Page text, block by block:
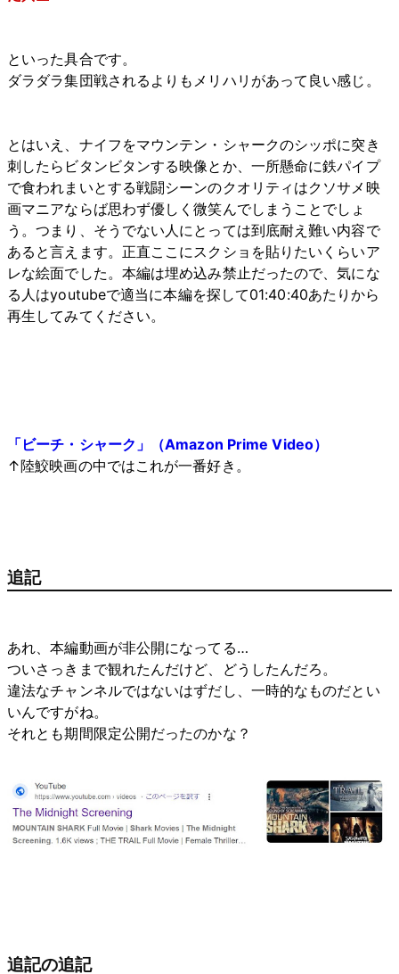
といった具合です。
ダラダラ集団戦されるよりもメリハリがあって良い感じ。
とはいえ、ナイフをマウンテン・シャークのシッポに突き
刺したらビタンビタンする映像とか、一所懸命に鉄パイプ
で食われまいとする戦闘シーンのクオリティはクソサメ映
画マニアならば思わず優しく微笑んでしまうことでしょ
う。つまり、そうでない人にとっては到底耐え難い内容で
あると言えます。正直ここにスクショを貼りたいくらいア
レな絵面でした。本編は埋め込み禁止だったので、気にな
る人はyoutubeで適当に本編を探して01:40:40あたりから
再生してみてください。
「ビーチ・シャーク」（Amazon Prime Video）
↑陸鮫映画の中ではこれが一番好き。
追記
あれ、本編動画が非公開になってる…
ついさっきまで観れたんだけど、どうしたんだろ。
違法なチャンネルではないはずだし、一時的なものだとい
いんですがね。
それとも期間限定公開だったのかな？
追記の追記